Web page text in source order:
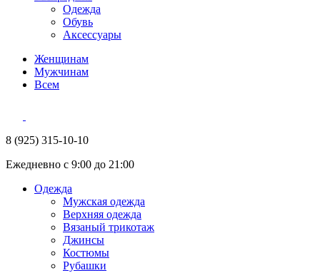
Одежда
Обувь
Аксессуары
Женщинам
Мужчинам
Всем
8 (925) 315-10-10
Ежедневно с 9:00 до 21:00
Одежда
Мужская одежда
Верхняя одежда
Вязаный трикотаж
Джинсы
Костюмы
Рубашки